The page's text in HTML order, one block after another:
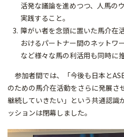
活発な議論を進めつつ、人馬の
実践すること。
障がい者を念頭に置いた馬介在
おけるパートナー間のネットワ
など様々な馬の利活用も同時に
参加者間では、「今後も日本と
のための馬介在活動をさらに発展さ
継続していきたい」という共通認識
ッションは閉幕しました。